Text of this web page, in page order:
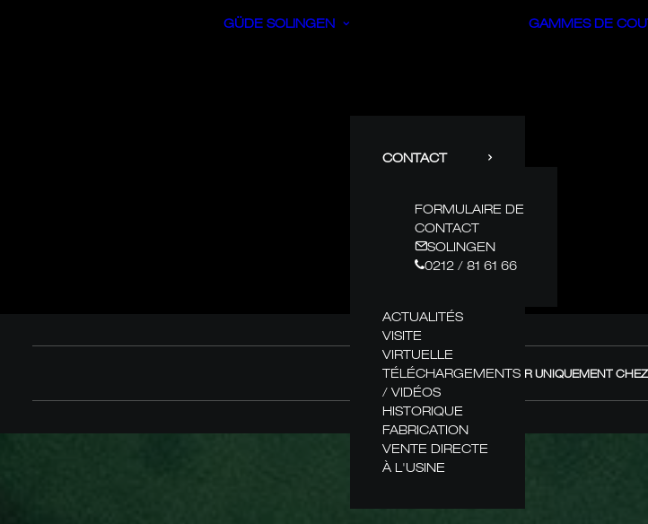
GÜDE SOLINGEN
CONTACT
FORMULAIRE DE
CONTACT
SOLINGEN
0212 / 81 61 66
ACTUALITÉS
VISITE
VIRTUELLE
TÉLÉCHARGEMENTS
/ VIDÉOS
HISTORIQUE
FABRICATION
VENTE DIRECTE
À L'USINE
GAMMES DE
GÜDE – À ACHETER UNIQUEMENT CHEZ